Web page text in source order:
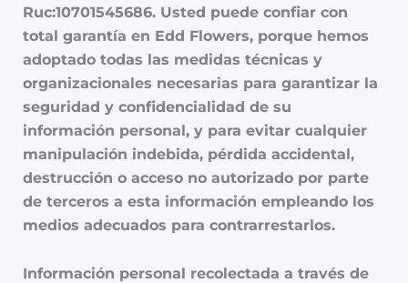
Ruc:10701545686. Usted puede confiar con
total garantía en Edd Flowers, porque hemos
adoptado todas las medidas técnicas y
organizacionales necesarias para garantizar la
seguridad y confidencialidad de su
información personal, y para evitar cualquier
manipulación indebida, pérdida accidental,
destrucción o acceso no autorizado por parte
de terceros a esta información empleando los
medios adecuados para contrarrestarlos.
Información personal recolectada a través de